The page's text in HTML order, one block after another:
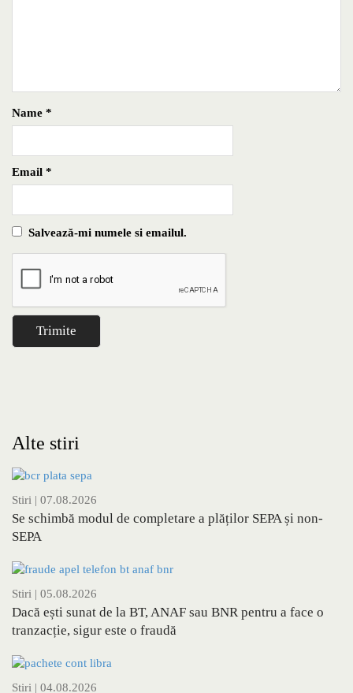
Name *
Email *
Salvează-mi numele si emailul.
Alte stiri
Stiri | 07.08.2026
Se schimbă modul de completare a plăților SEPA și non-
SEPA
Stiri | 05.08.2026
Dacă ești sunat de la BT, ANAF sau BNR pentru a face o
tranzacție, sigur este o fraudă
Stiri | 04.08.2026